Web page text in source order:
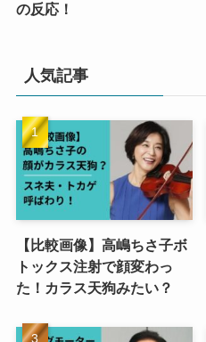
の反応！
人気記事
【比較画像】高嶋ちさ子ボ
トックス注射で顔変わっ
た！カラス天狗みたい？